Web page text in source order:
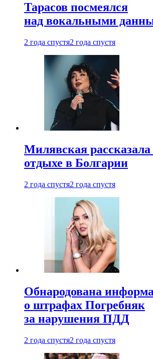
Тарасов посмеялся
над вокальными
2 года спустя2 года спустя
Милявская рассказала
отдыхе в Болгарии
2 года спустя2 года спустя
Обнародована
о штрафах Погребняк
за нарушения ПДД
2 года спустя2 года спустя